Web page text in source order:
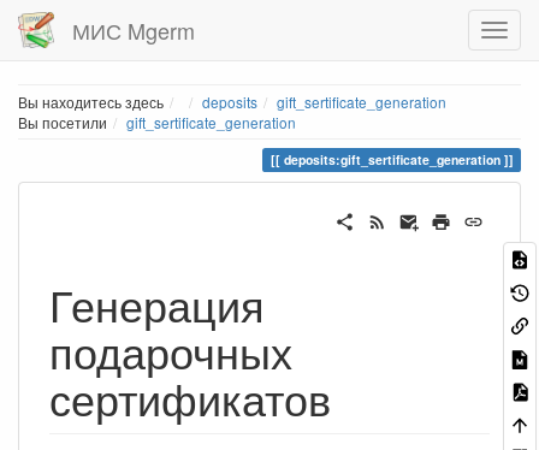
МИС Mgerm
Вы находитесь здесь Home
deposits
gift_sertificate_generation
Вы посетили
gift_sertificate_generation
deposits:gift_sertificate_generation
Генерация
подарочных
сертификатов